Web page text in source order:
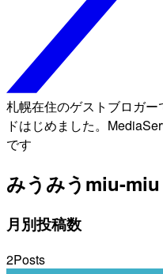
札幌在住のゲストブロガ
ドはじめました。
です
みうみう miu-miu
月別投稿数
2Posts